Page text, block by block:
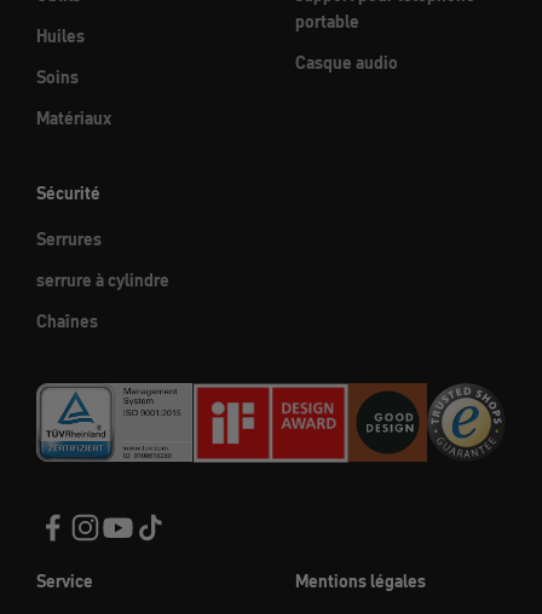
Huiles
Soins
Matériaux
portable
Casque audio
Sécurité
Serrures
serrure à cylindre
Chaînes
Service
Mentions légales